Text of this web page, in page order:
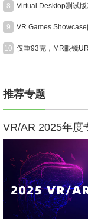
8
9
10
推荐专题
VR/AR 2025年度